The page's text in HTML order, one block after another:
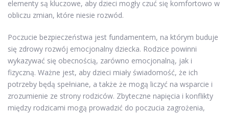
elementy są kluczowe, aby dzieci mogły czuć się komfortowo w
obliczu zmian, które niesie rozwód.
Poczucie bezpieczeństwa jest fundamentem, na którym buduje
się zdrowy rozwój emocjonalny dziecka. Rodzice powinni
wykazywać się obecnością, zarówno emocjonalną, jak i
fizyczną. Ważne jest, aby dzieci miały świadomość, że ich
potrzeby będą spełniane, a także że mogą liczyć na wsparcie i
zrozumienie ze strony rodziców. Zbyteczne napięcia i konflikty
między rodzicami mogą prowadzić do poczucia zagrożenia,